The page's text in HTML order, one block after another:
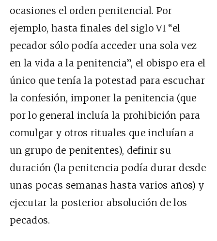
ocasiones el orden penitencial. Por
ejemplo, hasta finales del siglo VI “el
pecador sólo podía acceder una sola vez
en la vida a la penitencia”, el obispo era el
único que tenía la potestad para escuchar
la confesión, imponer la penitencia (que
por lo general incluía la prohibición para
comulgar y otros rituales que incluían a
un grupo de penitentes), definir su
duración (la penitencia podía durar desde
unas pocas semanas hasta varios años) y
ejecutar la posterior absolución de los
pecados.